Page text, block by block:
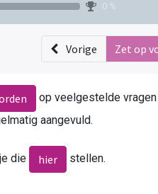
0 %
Vorige Zet op
op veelgestelde
aangevuld.
die hier stellen.